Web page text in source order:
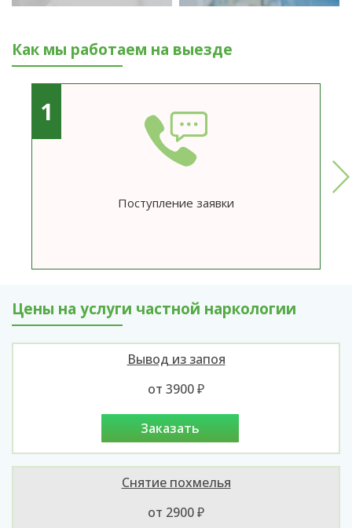
Как мы работаем на выезде
1
Поступление заявки
Цены на услуги частной наркологии
Вывод из запоя
от 3900 ₽
заказать
Снятие похмелья
от 2900 ₽